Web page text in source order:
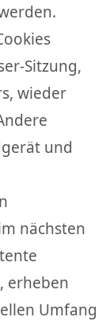
Sitzung,
wieder
und
nächsten
erheben
Umfang